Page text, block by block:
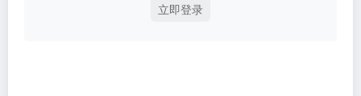
立即登录